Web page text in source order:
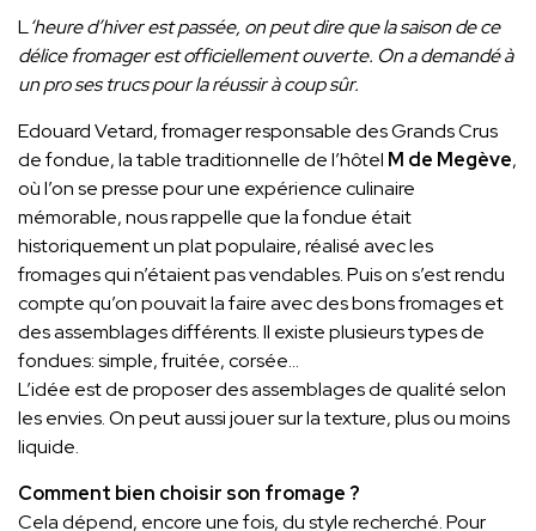
L‘heure d’hiver est passée, on peut dire que la saison de ce
délice fromager est officiellement ouverte. On a demandé à
un pro ses trucs pour la réussir à coup sûr.
Edouard Vetard, fromager responsable des Grands Crus
de fondue, la table traditionnelle de l’hôtel M de Megève,
où l’on se presse pour une expérience culinaire
mémorable, nous rappelle que la fondue était
historiquement un plat populaire, réalisé avec les
fromages qui n’étaient pas vendables. Puis on s’est rendu
compte qu’on pouvait la faire avec des bons fromages et
des assemblages différents. Il existe plusieurs types de
fondues: simple, fruitée, corsée…
L’idée est de proposer des assemblages de qualité selon
les envies. On peut aussi jouer sur la texture, plus ou moins
liquide.
Comment bien choisir son fromage ?
Cela dépend, encore une fois, du style recherché. Pour